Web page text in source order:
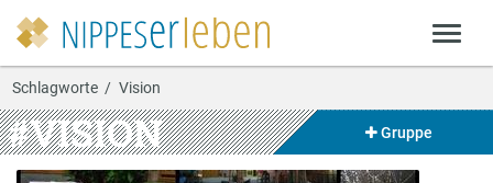
Schlagworte Vision
#VISION Gruppe